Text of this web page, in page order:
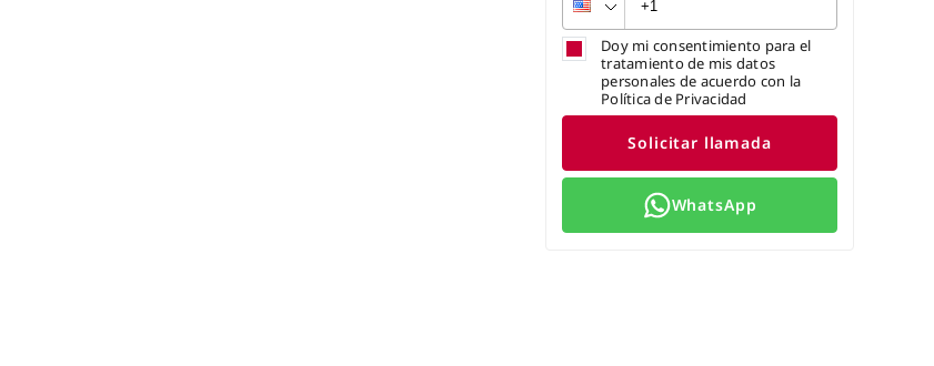
Doy mi consentimiento para el
tratamiento de mis datos
personales de acuerdo con la
Política de Privacidad
Solicitar llamada
WhatsApp